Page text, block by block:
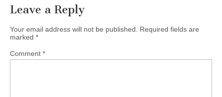
Leave a Reply
Your email address will not be published. Required fields are
marked *
Comment *